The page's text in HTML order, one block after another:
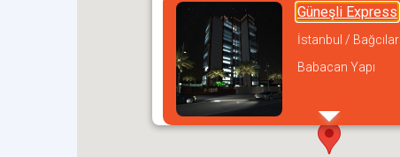
Güneşli Express
İstanbul / Bağcılar
Babacan Yapı